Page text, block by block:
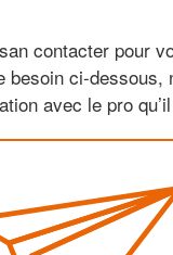
contacter pour
besoin ci-dessous,
avec le pro